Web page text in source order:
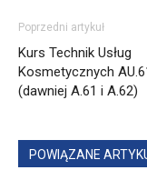
Poprzedni artykuł
Kurs Technik Usług
Kosmetycznych
(dawniej A.61 i A.62)
POWIĄZANE